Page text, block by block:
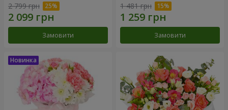
2 799 грн
Замовити
1 481 грн
Замовити